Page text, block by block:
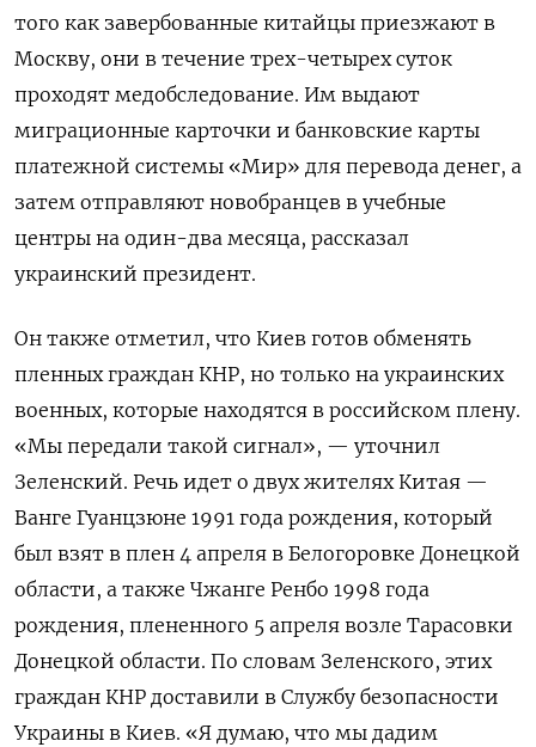
того как завербованные китайцы приезжают в
Москву, они в течение трех-четырех суток
проходят медобследование. Им выдают
миграционные карточки и банковские карты
платежной системы «Мир» для перевода денег, а
затем отправляют новобранцев в учебные
центры на один-два месяца, рассказал
украинский президент.
Он также отметил, что Киев готов обменять
пленных граждан КНР, но только на украинских
военных, которые находятся в российском плену.
«Мы передали такой сигнал», — уточнил
Зеленский. Речь идет о двух жителях Китая —
Ванге Гуанцзюне 1991 года рождения, который
был взят в плен 4 апреля в Белогоровке Донецкой
области, а также Чжанге Ренбо 1998 года
рождения, плененного 5 апреля возле Тарасовки
Донецкой области. По словам Зеленского, этих
граждан КНР доставили в Службу безопасности
Украины в Киев. «Я думаю, что мы дадим